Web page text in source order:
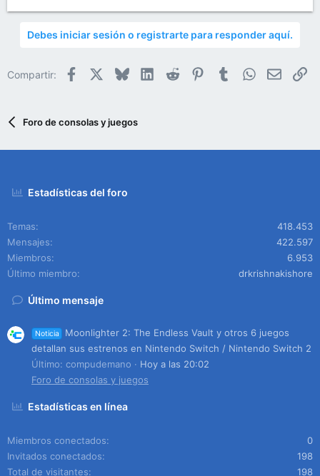
Debes iniciar sesión o registrarte para responder aquí.
Compartir: Facebook BlueskyLinkedIn
Reddit PinterestTumblrWhatsApp
Email
Foro de consolas y juegos
Estadísticas del foro
Temas
418.453
Mensajes
422.597
Miembros
6.953
Último miembro
drkrishnakishore
Último mensaje
Noticia
Moonlighter 2: The Endless Vault y otros 6 juegos
detallan sus estrenos en Nintendo Switch / Nintendo Switch 2
Último: compudemano
Hoy a las 20:02
Foro de consolas y juegos
Estadísticas en línea
Miembros conectados
0
Invitados conectados
198
Total de visitantes
198